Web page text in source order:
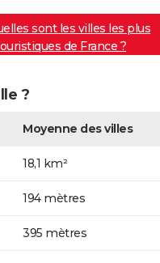
sont les villes les plus
de France ?
?
Moyenne des villes
18,1 km²
194 mètres
395 mètres